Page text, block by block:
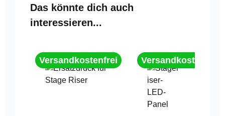
Produktgalerie überspringen
Das könnte dich auch
interessieren...
Versandkostenfrei Versandkostenfrei